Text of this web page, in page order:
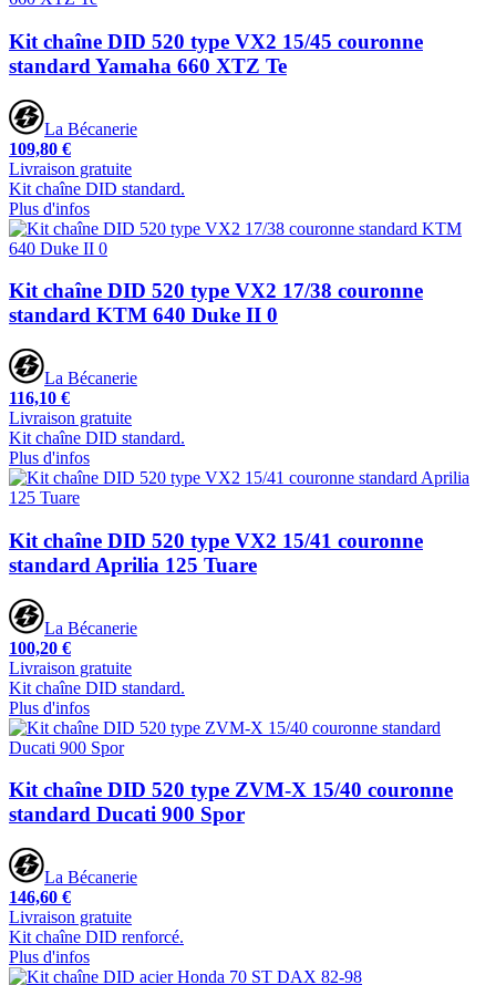
Kit chaîne DID 520 type VX2 15/45 couronne
standard Yamaha 660 XTZ Te
La Bécanerie
109,80 €
Livraison gratuite
Kit chaîne DID standard.
Plus d'infos
Kit chaîne DID 520 type VX2 17/38 couronne
standard KTM 640 Duke II 0
La Bécanerie
116,10 €
Livraison gratuite
Kit chaîne DID standard.
Plus d'infos
Kit chaîne DID 520 type VX2 15/41 couronne
standard Aprilia 125 Tuare
La Bécanerie
100,20 €
Livraison gratuite
Kit chaîne DID standard.
Plus d'infos
Kit chaîne DID 520 type ZVM-X 15/40 couronne
standard Ducati 900 Spor
La Bécanerie
146,60 €
Livraison gratuite
Kit chaîne DID renforcé.
Plus d'infos